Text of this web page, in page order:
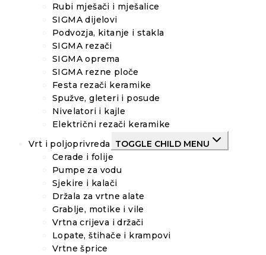
Rubi mješači i mješalice
SIGMA dijelovi
Podvozja, kitanje i stakla
SIGMA rezači
SIGMA oprema
SIGMA rezne ploče
Festa rezači keramike
Spužve, gleteri i posude
Nivelatori i kajle
Električni rezači keramike
Vrt i poljoprivreda
TOGGLE CHILD MENU
Cerade i folije
Pumpe za vodu
Sjekire i kalači
Držala za vrtne alate
Grablje, motike i vile
Vrtna crijeva i držači
Lopate, štihače i krampovi
Vrtne šprice